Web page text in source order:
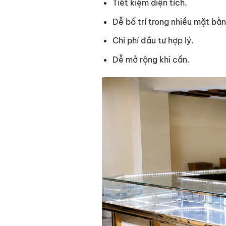
Tiết kiệm diện tích.
Dễ bố trí trong nhiều mặt
Chi phí đầu tư hợp lý.
Dễ mở rộng khi cần.